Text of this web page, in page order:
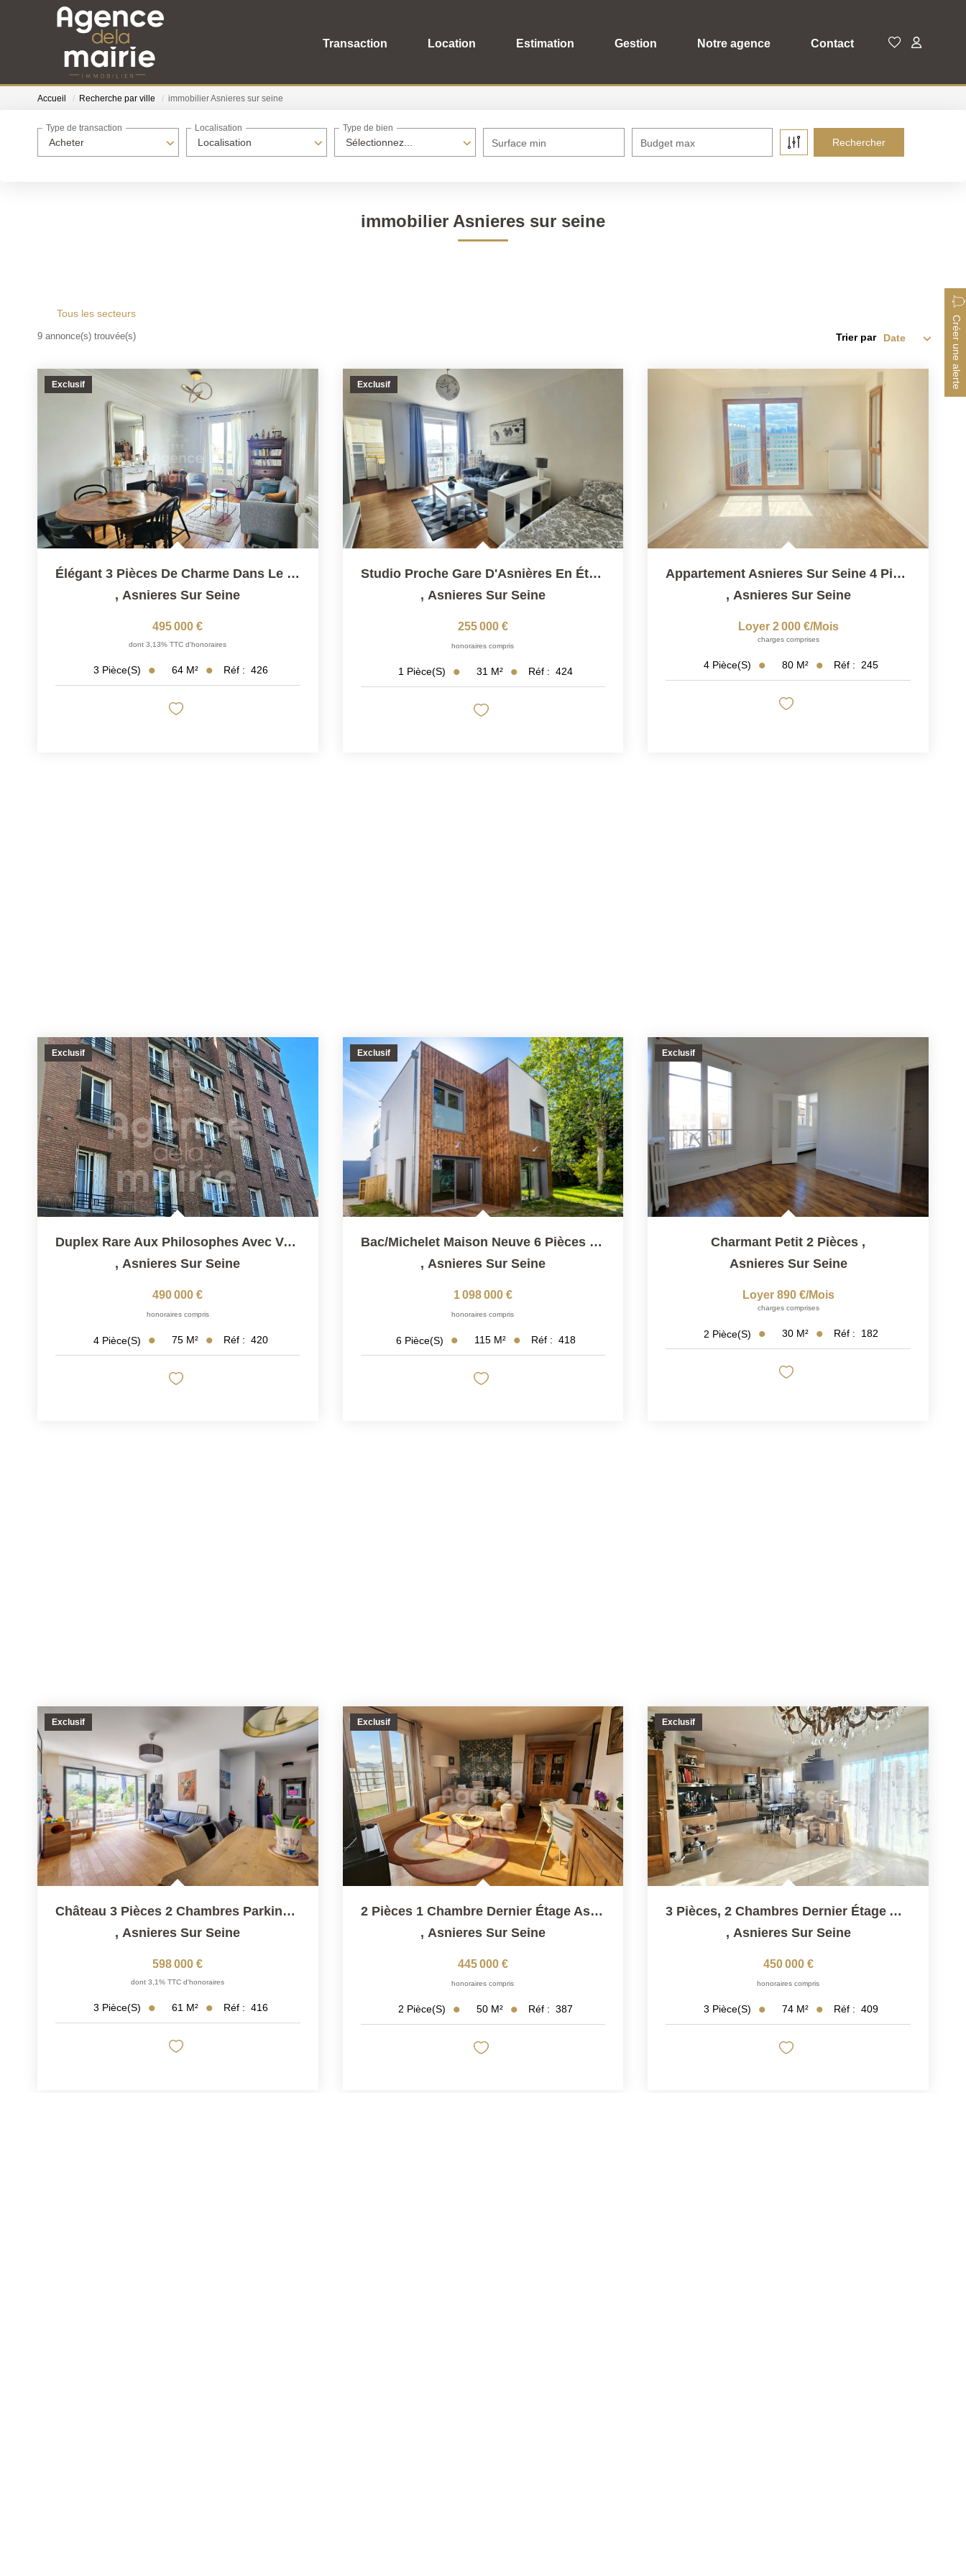
Transaction Location Estimation Gestion Notre agence Contact
Accueil Recherche par ville immobilier Asnieres sur seine
Acheter
Type de transaction
Localisation
Localisation
Sélectionnez...
Type de bien
Surface min Budget max
immobilier Asnieres sur seine
Tous les secteurs
Créer une alerte
9 annonce(s) trouvée(s) Trier par
Exclusif
Élégant 3 Pièces De Charme Dans Le Quartier BAC
, Asnieres Sur Seine
495 000 €
dont 3,13% TTC d'honoraires
3 Pièce(s) 64 M² Réf : 426
Exclusif
Studio Proche Gare D'Asnières En Étage Avec Ascenseur
, Asnieres Sur Seine
255 000 €
honoraires compris
1 Pièce(s) 31 M² Réf : 424
Appartement Asnieres Sur Seine 4 Pièce(s) 80 M2
, Asnieres Sur Seine
Loyer 2 000 €/mois
charges comprises
4 Pièce(s) 80 M² Réf : 245
Exclusif
Duplex Rare Aux Philosophes Avec Vue Sur Le Square Joffre
,Asnieres Sur Seine
490 000 €
honoraires compris
4 Pièce(s) 75 M² Réf : 420
Exclusif
Bac/Michelet Maison Neuve 6 Pièces 4 Chambres Jardin De...
, Asnieres Sur Seine
1 098 000 €
honoraires compris
6 Pièce(s) 115 M² Réf : 418
Exclusif
Charmant Petit 2 Pièces ,
Asnieres Sur Seine
Loyer 890 €/mois
charges comprises
2 Pièce(s) 30 M² Réf : 182
Exclusif
Château 3 Pièces 2 Chambres Parking Et Jardin De 156 M2,...
, Asnieres Sur Seine
598 000 €
dont 3,1% TTC d'honoraires
3 Pièce(s) 61 M² Réf : 416
Exclusif
2 Pièces 1 Chambre Dernier Étage Ascenseur Terrasse Parking
, Asnieres Sur Seine
445 000 €
honoraires compris
2 Pièce(s) 50 M² Réf : 387
Exclusif
3 Pièces, 2 Chambres Dernier Étage Ascenseur 2 Places De...
, Asnieres Sur Seine
450 000 €
honoraires compris
3 Pièce(s) 74 M² Réf : 409